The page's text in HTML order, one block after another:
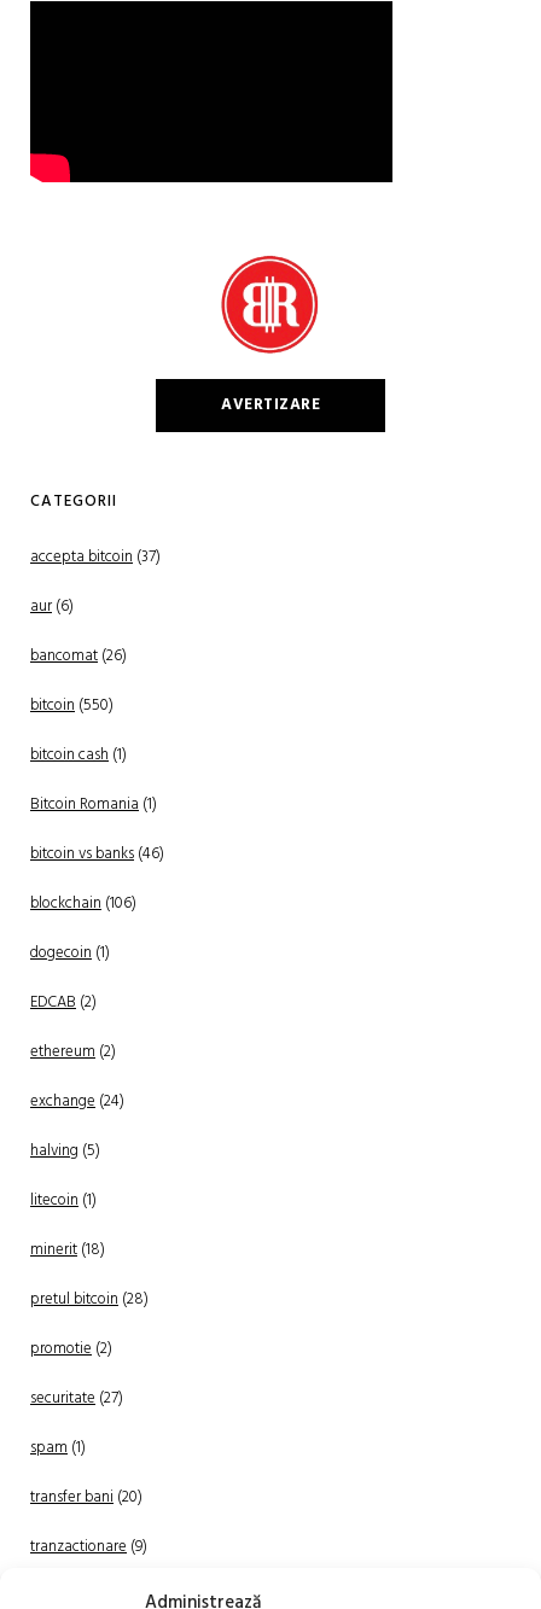
Administrează
AVERTIZARE
CATEGORII
accepta bitcoin(37)
aur(6)
bancomat(26)
bitcoin(550)
bitcoin cash(1)
Bitcoin Romania(1)
bitcoin vs banks(46)
blockchain(106)
dogecoin(1)
EDCAB(2)
ethereum(2)
exchange(24)
halving (5)
litecoin(1)
minerit(18)
pretul bitcoin(28)
promotie(2)
securitate(27)
spam(1)
transfer bani(20)
tranzactionare(9)
(20)